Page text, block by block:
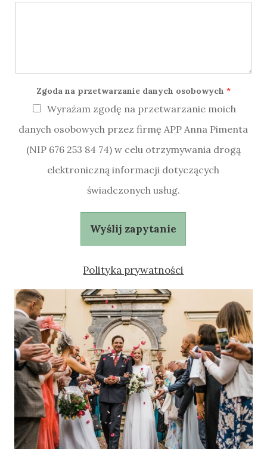
Zgoda na przetwarzanie danych osobowych *
Wyrażam zgodę na przetwarzanie moich
danych osobowych przez firmę APP Anna Pimenta
(NIP 676 253 84 74) w celu otrzymywania drogą
elektroniczną informacji dotyczących
świadczonych usług.
Wyślij zapytanie
Polityka prywatności